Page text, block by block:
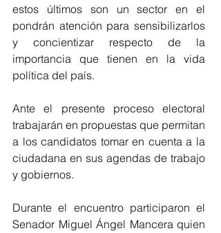
estos últimos son un sector en el
pondrán atención para sensibilizarlos
y concientizar respecto de la
importancia que tienen en la vida
política del país.
Ante el presente proceso electoral
trabajarán en propuestas que permitan
a los candidatos tomar en cuenta a la
ciudadana en sus agendas de trabajo
y gobiernos.
Durante el encuentro participaron el
Senador Miguel Ángel Mancera quien